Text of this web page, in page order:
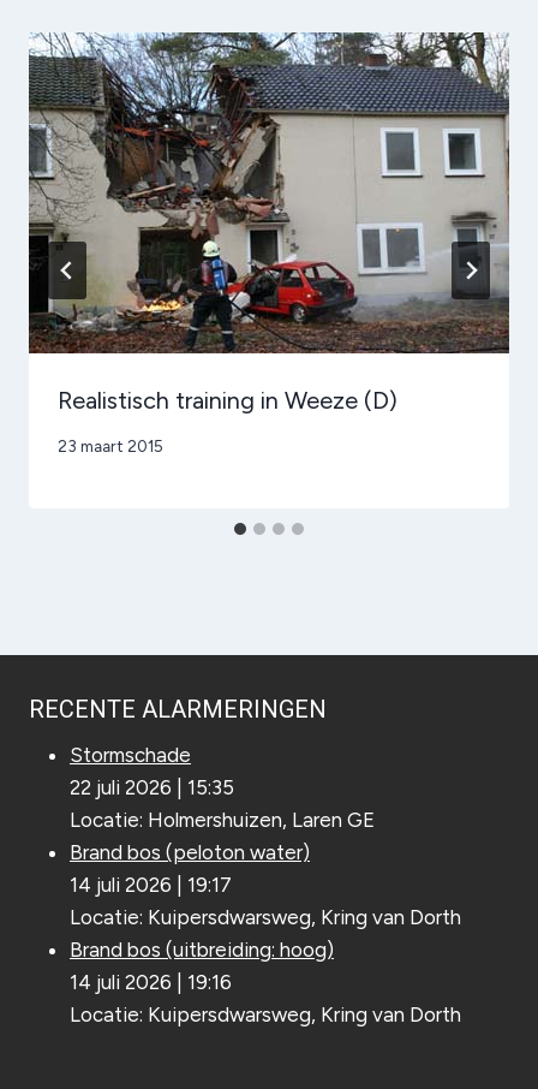
Realistisch training in Weeze (D)
Door
23 maart 2015
RECENTE ALARMERINGEN
Stormschade
22 juli 2026
15:35
Locatie: Holmershuizen, Laren GE
Brand bos (peloton water)
14 juli 2026
19:17
Locatie: Kuipersdwarsweg, Kring van Dorth
Brand bos (uitbreiding: hoog)
14 juli 2026
19:16
Locatie: Kuipersdwarsweg, Kring van Dorth